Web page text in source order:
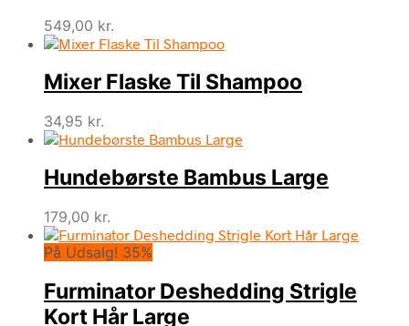
549,00 kr.
Mixer Flaske Til Shampoo
34,95 kr.
Hundebørste Bambus Large
179,00 kr.
På Udsalg! 35%
Furminator Deshedding Strigle
Kort Hår Large